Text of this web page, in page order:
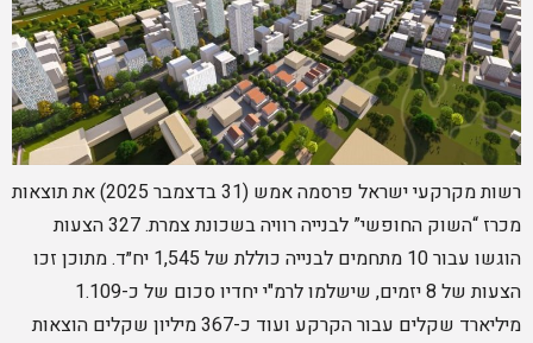
רשות מקרקעי ישראל פרסמה אמש (31 בדצמבר 2025) את תוצאות
מכרז “השוק החופשי” לבנייה רוויה בשכונת צמרת. 327 הצעות
הוגשו עבור 10 מתחמים לבנייה כוללת של 1,545 יח״ד. מתוכן זכו
הצעות של 8 יזמים, שישלמו לרמ"י יחדיו סכום של כ-1.109
מיליארד שקלים עבור הקרקע ועוד כ-367 מיליון שקלים הוצאות